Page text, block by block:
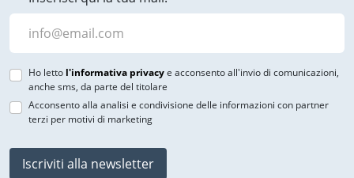
Ho letto l'informativa privacye acconsento all'invio di comunicazioni,
anche sms, da parte del titolare
Acconsento alla analisi e condivisione delle informazioni con partner
terzi per motivi di marketing
Iscriviti alla newsletter